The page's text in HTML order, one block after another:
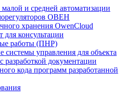
и средней автоматизации
ОВЕН
хранения OwenCloud
для консультации
работы (ПНР)
системы управления для объекта
разработкой документации
кода программ разработанной